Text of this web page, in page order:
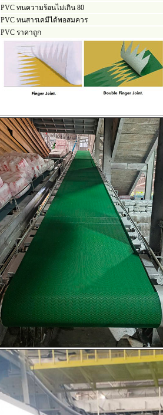
PVC ทนความร้อนไม่เกิน 80
PVC ทนสารเคมีได้พอสมควร
PVC ราคาถูก